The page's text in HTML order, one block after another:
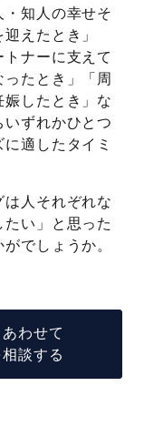
知人の幸せそ
えたとき」
トナーに支えて
たとき」「周
したとき」な
ずれかひとつ
適したタイミ
人それぞれな
い」と思った
でしょうか。
わせて
談する